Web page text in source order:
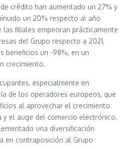
crédito han aumentado un 27% y
un 20% respecto al año
las filiales empeoran prácticamente
del Grupo respecto a 2021,
beneficios un -98%, en un
crecimiento.
especialmente en
de los operadores europeos, que
al aprovechar el crecimiento
y el auge del comercio electrónico.
una diversificación
en contraposición al Grupo